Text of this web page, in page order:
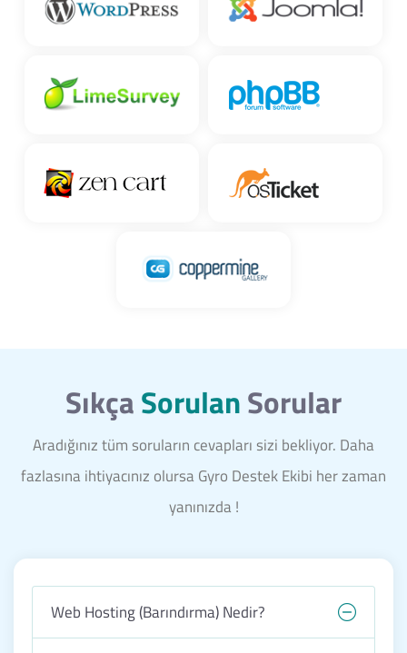
SıkçaSorulanSorular
Aradığınız tüm soruların cevapları sizi bekliyor. Daha
fazlasına ihtiyacınız olursa Gyro Destek Ekibi her zaman
yanınızda !
Web Hosting (Barındırma) Nedir?